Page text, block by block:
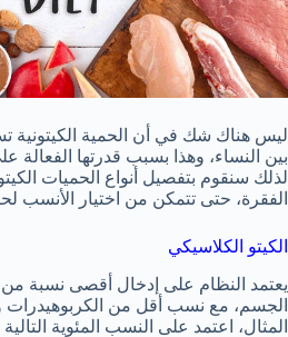
ليس هناك شك في أن الحمية الكيتونية
بين النساء، وهذا بسبب قدرتها الفعالة
لذلك سنقوم بتفصيل أنواع الحميات
الفقرة، حتى تتمكن من اختيار الأنسب
الكيتو الكلاسيكي
يعتمد النظام على إدخال أقصى نسبة
الجسم، مع نسب أقل من الكربوهيدرات
المثال، اعتمد على النسب المئوية التالية